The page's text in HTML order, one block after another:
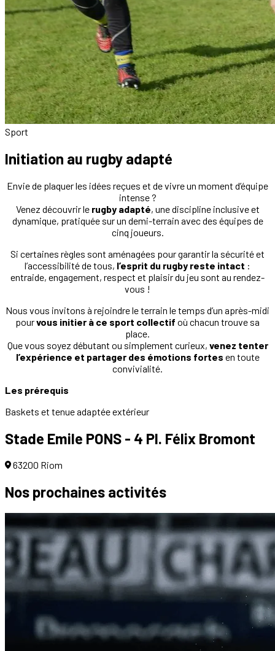
Sport
Initiation au rugby adapté
Envie de plaquer les idées reçues et de vivre un moment d’équipe
intense ?
Venez découvrir le rugby adapté, une discipline inclusive et
dynamique, pratiquée sur un demi-terrain avec des équipes de
cinq joueurs.
Si certaines règles sont aménagées pour garantir la sécurité et
l’accessibilité de tous, l’esprit du rugby reste intact :
entraide, engagement, respect et plaisir du jeu sont au rendez-
vous !
Nous vous invitons à rejoindre le terrain le temps d’un après-midi
pourvous initier à ce sport collectif où chacun trouve sa
place.
Que vous soyez débutant ou simplement curieux, venez tenter
l’expérience et partager des émotions fortes en toute
convivialité.
Les prérequis
Baskets et tenue adaptée extérieur
Stade Emile PONS - 4 Pl. Félix Bromont
63200 Riom
Nos prochaines activités